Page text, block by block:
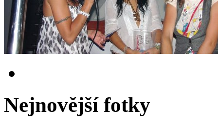
Nejnovější fotky